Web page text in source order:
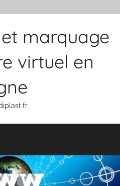
marquage
virtuel en